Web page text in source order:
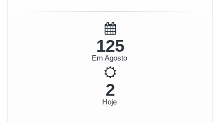
144
Em Agosto
2
Hoje